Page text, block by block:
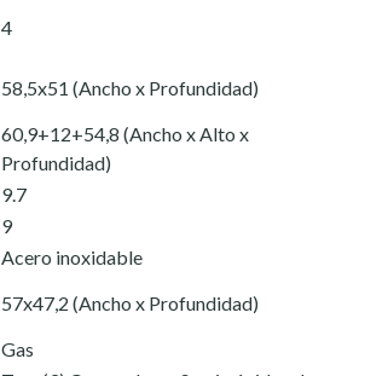
4
58,5x51 (Ancho x Profundidad)
60,9+12+54,8 (Ancho x Alto x
Profundidad)
9.7
9
Acero inoxidable
57x47,2 (Ancho x Profundidad)
Gas